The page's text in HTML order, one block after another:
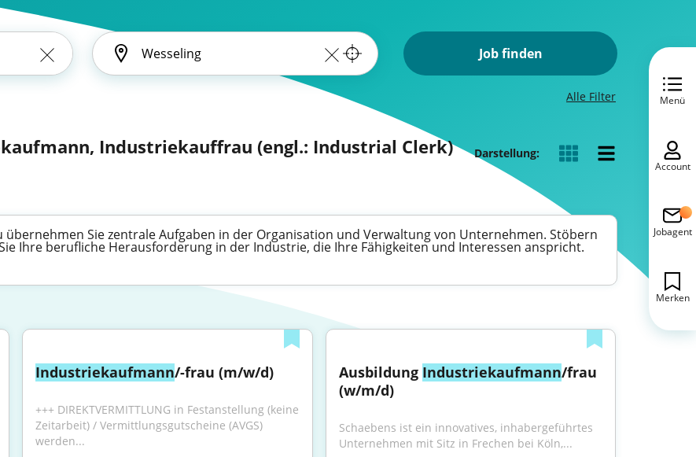
Job finden
Alle Filter
Industriekauffrau (engl.: Industrial Clerk) Darstellung:
Sie zentrale Aufgaben in der Organisation und Verwaltung von Unternehmen. Stöbern
Ihre berufliche Herausforderung in der Industrie, die Ihre Fähigkeiten und Interessen anspricht.
Industriekaufmann/-frau (m/w/d)
+++ DIREKTVERMITTLUNG in Festanstellung (keine
Zeitarbeit) / Vermittlungsgutscheine (AVGS)
werden...
Ausbildung Industriekaufmann/frau
(w/m/d)
Schaebens ist ein innovatives, inhabergeführtes
Unternehmen mit Sitz in Frechen bei Köln,...
Menü
Account
Jobagent
Merken